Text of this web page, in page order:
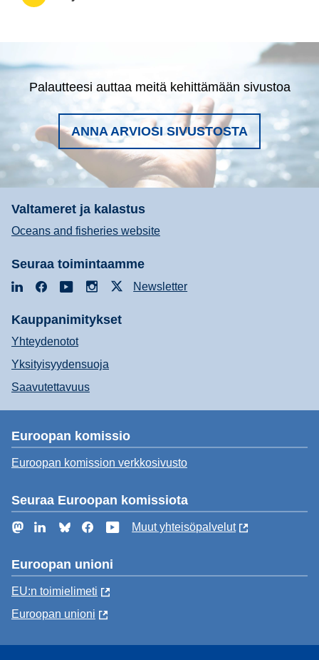
Palautteesi auttaa meitä kehittämään sivustoa
ANNA ARVIOSI SIVUSTOSTA
Valtameret ja kalastus
Oceans and fisheries website
Seuraa toimintaamme
LinkedInFacebookYouTubeInstagramNewsletter
Kauppanimitykset
Yhteydenotot
Yksityisyydensuoja
Saavutettavuus
Euroopan komissio
Euroopan komission verkkosivusto
Seuraa Euroopan komissiota
MastodonLinkedInBlueskyFacebookYouTube
Muut yhteisöpalvelut
Euroopan unioni
EU:n toimielimeti
Euroopan unioni